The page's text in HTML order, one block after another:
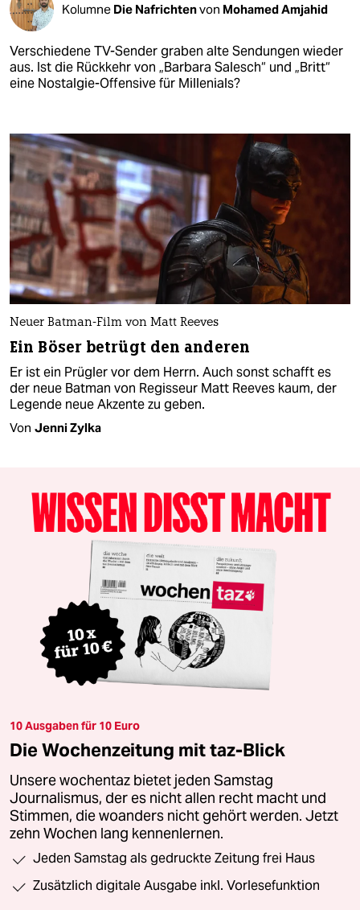
Kolumne Die Nafrichtenvon Mohamed Amjahid
Verschiedene TV-Sender graben alte Sendungen wieder
aus. Ist die Rückkehr von „Barbara Salesch“ und „Britt“
eine Nostalgie-Offensive für Millenials?
Neuer Batman-Film von Matt Reeves
Ein Böser betrügt den anderen
Er ist ein Prügler vor dem Herrn. Auch sonst schafft es
der neue Batman von Regisseur Matt Reeves kaum, der
Legende neue Akzente zu geben.
Von Jenni Zylka
10 Ausgaben für 10 Euro
Die Wochenzeitung mit taz-Blick
Unsere wochentaz bietet jeden Samstag
Journalismus, der es nicht allen recht macht und
Stimmen, die woanders nicht gehört werden. Jetzt
zehn Wochen lang kennenlernen.
Jeden Samstag als gedruckte Zeitung frei Haus
Zusätzlich digitale Ausgabe inkl. Vorlesefunktion